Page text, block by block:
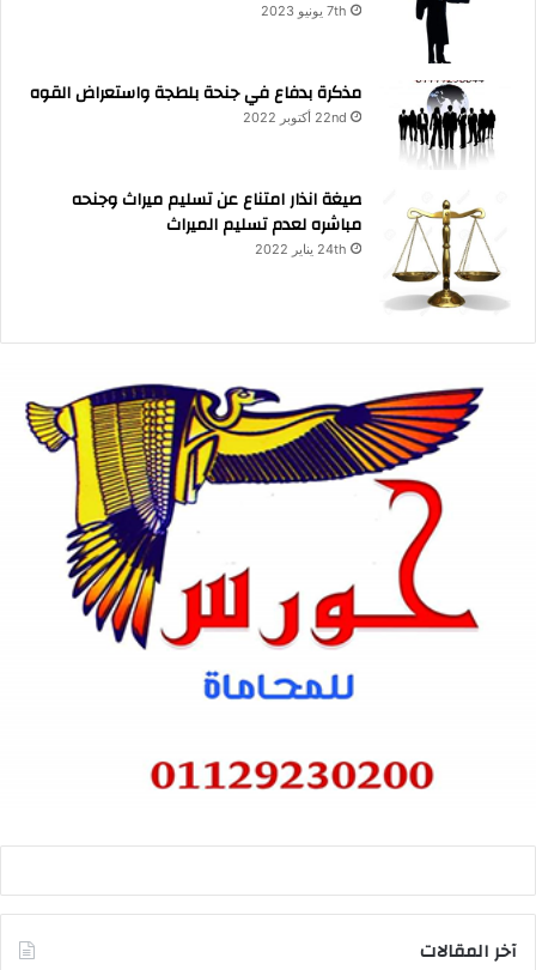
7th يونيو 2023
مذكرة بدفاع في جنحة بلطجة واستعراض القوه
22nd أكتوبر 2022
صيغة انذار امتناع عن تسليم ميراث وجنحه
مباشره لعدم تسليم الميراث
24th يناير 2022
آخر المقالات